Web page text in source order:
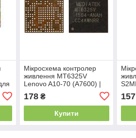
6S
Мікросхема контролер
живлення MT6325V
Lenovo A10-70 (A7600) |
A10-70F | A10-70L | A7000
| P70 | Vibe S1
178₴
Купити
157